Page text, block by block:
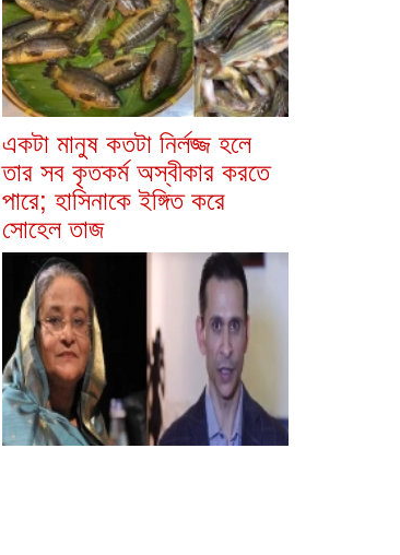
একটা মানুষ কতটা নির্লজ্জ হলে
তার সব কৃতকর্ম অস্বীকার করতে
পারে; হাসিনাকে ইঙ্গিত করে
সোহেল তাজ